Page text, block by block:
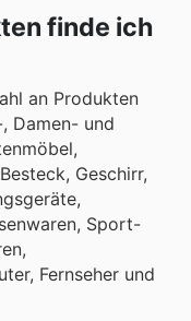
finde ich
an Produkten
Damen- und
Geschirr,
Sport-
Fernseher und